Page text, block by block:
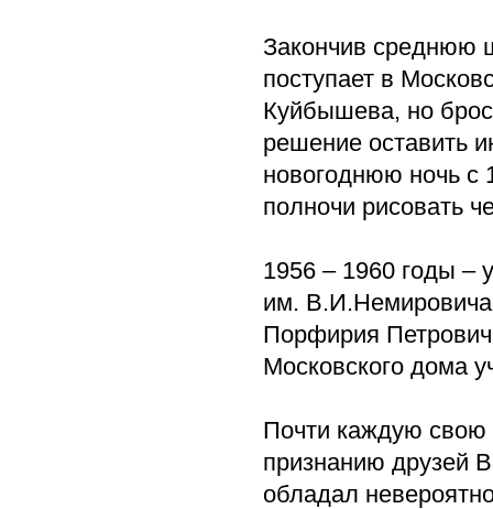
Закончив среднюю
поступает в
Куйбышева, но
решение оставить
новогоднюю ночь с
полночи рисовать
1956 – 1960 годы –
им.
Порфирия
Московского дома
Почти каждую свою
признанию друзей
обладал